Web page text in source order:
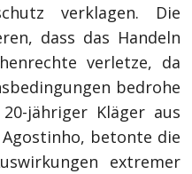
verklagen. Die
dass das Handeln
verletze, da
bedrohe
jähriger Kläger aus
betonte die
extremer